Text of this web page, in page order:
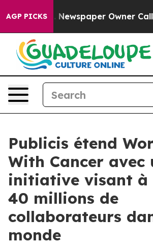
AGP PICKSNewspaper Owner Calls
Publicis étend
With Cancer avec
initiative visant à
40 millions de
collaborateurs
monde